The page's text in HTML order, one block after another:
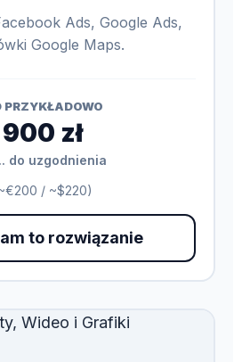
Ads, Google Ads,
Google Maps.
PRZYKŁADOWO
900 zł
do uzgodnienia
/ ~$220)
to rozwiązanie